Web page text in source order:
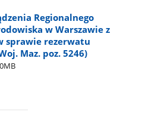
Regionalnego
w Warszawie z
sprawie rezerwatu
Maz. poz. 5246)